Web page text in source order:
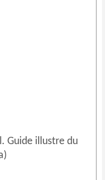
Guide illustre du